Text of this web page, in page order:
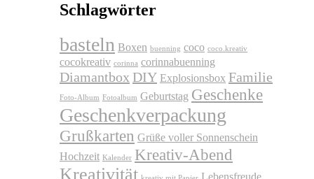
Schlagwörter
basteln Boxen buenning coco coco.kreativ
cocokreativ corinna corinnabuenning
Diamantbox DIY Explosionsbox Familie
Foto-Album Fotoalbum Geburtstag Geschenke
Geschenkverpackung
Grußkarten Grüße voller Sonnenschein
Hochzeit Kalender Kreativ-Abend
Kreativität